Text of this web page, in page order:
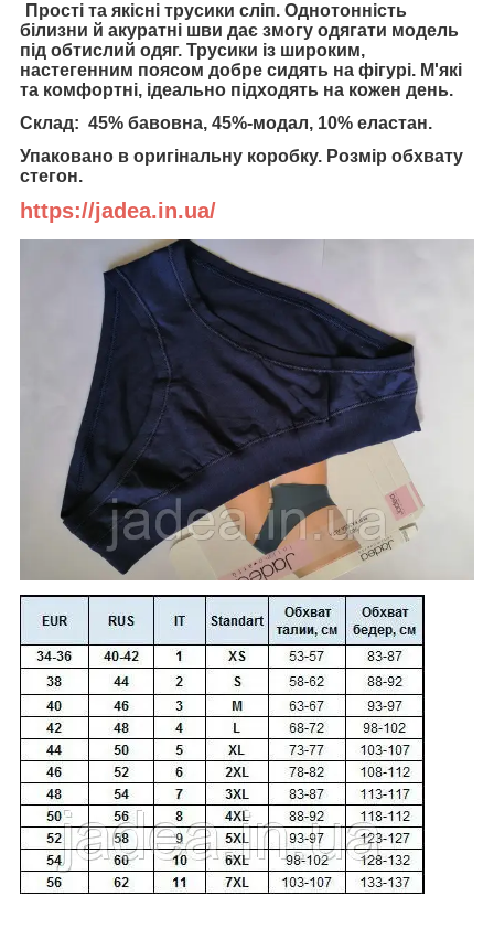
Прості та якісні трусики сліп. Однотонність
білизни й акуратні шви дає змогу одягати модель
під обтислий одяг. Трусики із широким,
настегенним поясом добре сидять на фігурі. М'які
та комфортні, ідеально підходять на кожен день.
Склад: 45% бавовна, 45%-модал, 10% еластан.
Упаковано в оригінальну коробку. Розмір обхвату
стегон.
https://jadea.in.ua/